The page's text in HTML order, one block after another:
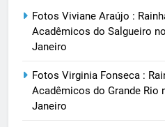
Fotos Viviane Araújo :
Acadêmicos do Salgueiro
Janeiro
Fotos Virginia Fonseca :
Acadêmicos do Grande Rio
Janeiro